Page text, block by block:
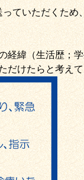
っていただくため
緯（生活歴；
だけたらと考え